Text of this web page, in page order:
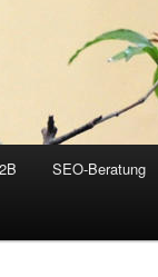
SEO-Beratung